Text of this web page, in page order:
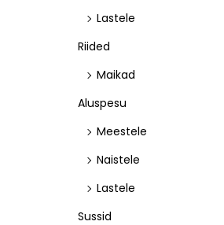
Lastele
Riided
Maikad
Aluspesu
Meestele
Naistele
Lastele
Sussid